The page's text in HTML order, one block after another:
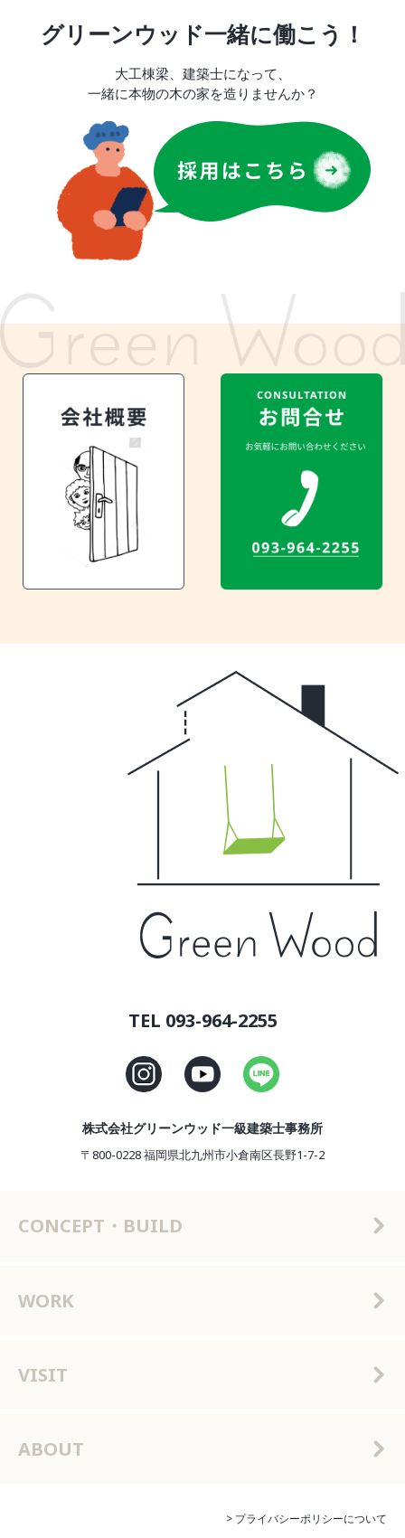
グリーンウッド一緒に働こう！
大工棟梁、建築士になって、
一緒に本物の木の家を造りませんか？
TEL 093-964-2255
株式会社グリーンウッド一級建築士事務所
〒800-0228 福岡県北九州市小倉南区長野1-7-2
CONCEPT・BUILD
WORK
VISIT
ABOUT
> プライバシーポリシーについて